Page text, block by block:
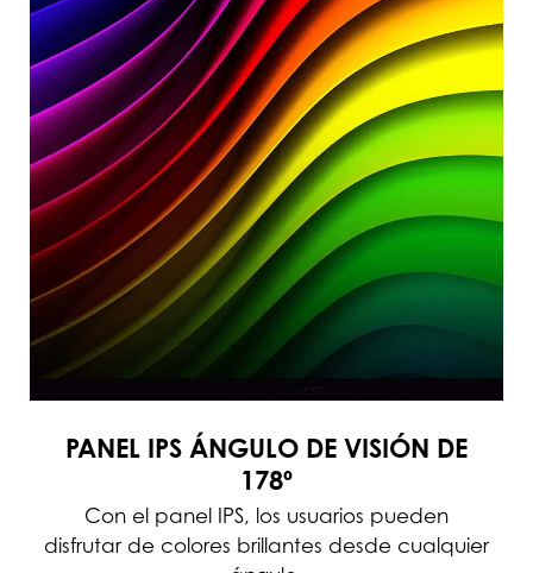
PANEL IPS ÁNGULO DE VISIÓN DE
178º
Con el panel IPS, los usuarios pueden
disfrutar de colores brillantes desde cualquier